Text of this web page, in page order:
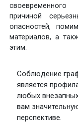
своевременного
причиной
опасностей,
материалов, а
этим.
Соблюдение
является
любых
вам
перспективе.